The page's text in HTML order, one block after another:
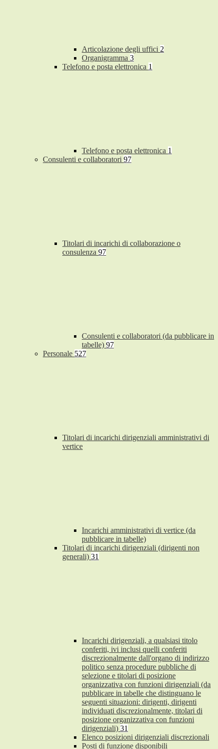
Articolazione degli uffici 2
Organigramma 3
Telefono e posta elettronica 1
Telefono e posta elettronica 1
Consulenti e collaboratori 97
Titolari di incarichi di collaborazione o
consulenza 97
Consulenti e collaboratori (da pubblicare in
tabelle) 97
Personale 527
Titolari di incarichi dirigenziali amministrativi di
vertice
Incarichi amministrativi di vertice (da
pubblicare in tabelle)
Titolari di incarichi dirigenziali (dirigenti non
generali) 31
Incarichi dirigenziali, a qualsiasi titolo
conferiti, ivi inclusi quelli conferiti
discrezionalmente dall'organo di indirizzo
politico senza procedure pubbliche di
selezione e titolari di posizione
organizzativa con funzioni dirigenziali (da
pubblicare in tabelle che distinguano le
seguenti situazioni: dirigenti, dirigenti
individuati discrezionalmente, titolari di
posizione organizzativa con funzioni
dirigenziali) 31
Elenco posizioni dirigenziali discrezionali
Posti di funzione disponibili